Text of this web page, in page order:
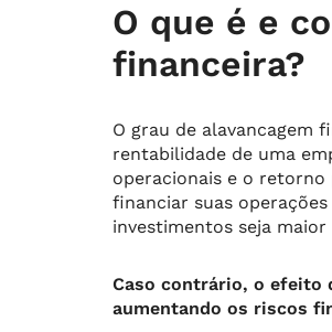
O que é e
financeira?
O grau de alavancagem
rentabilidade de uma
operacionais e o
financiar suas
investimentos seja
Caso contrário, o efeito
aumentando os riscos